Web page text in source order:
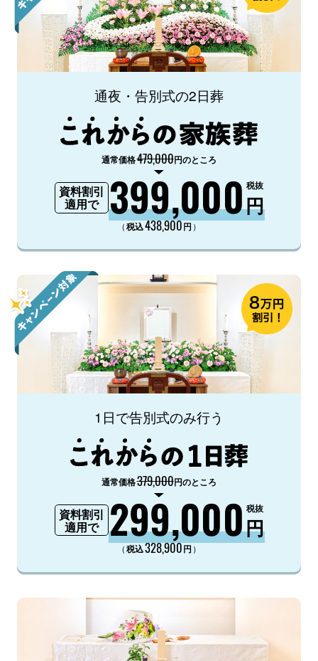
通夜・告別式の2日葬
通常価格479,000円のところ
資料割引
適用で
399,000円
税抜
（税込438,900円 ）
1日で告別式のみ行う
通常価格379,000円のところ
資料割引
適用で
299,000円
税抜
（税込328,900円 ）